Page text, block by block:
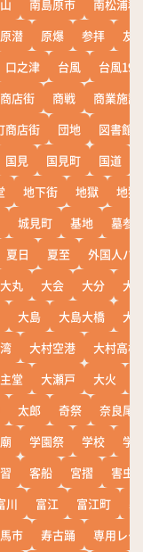
南島原市
南松浦郡
原潜 原爆 参拝
友
口之津 台風
台風19
商店街 商戦
商業施設
商店街 団地
図書館
国見 国見町 国道
地下街 地獄
地獄
城見町 基地
墓参
夏日 夏至
外国人バ
大丸 大会 大分
大
大島 大島大橋
大
大村空港
大村高校
堂 大瀬戸 大火
太郎 奇祭
奈良尾
学園祭 学校
学
客船 宮摺
害虫
川 富江 富江町
市 寿古踊 専用レー